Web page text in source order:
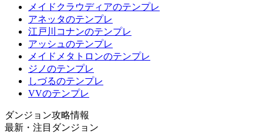
メイドクラウディアのテンプレ
アネッタのテンプレ
江戸川コナンのテンプレ
アッシュのテンプレ
メイドメタトロンのテンプレ
ジノのテンプレ
しづるのテンプレ
VVのテンプレ
ダンジョン攻略情報
最新・注目ダンジョン